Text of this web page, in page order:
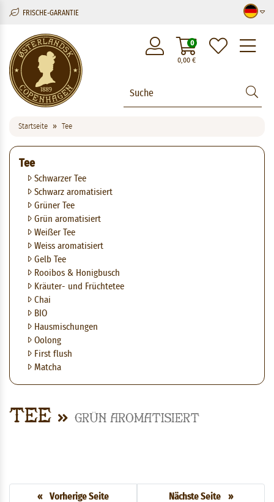
FRISCHE-GARANTIE
0,00€
0
Startseite Tee
Tee
Schwarzer Tee
Schwarz aromatisiert
Grüner Tee
Grün aromatisiert
Weißer Tee
Weiss aromatisiert
Gelb Tee
Rooibos & Honigbusch
Kräuter- und Früchtetee
Chai
BIO
Hausmischungen
Oolong
First flush
Matcha
Tee Grün aromatisiert
« Vorherige Seite Nächste Seite »